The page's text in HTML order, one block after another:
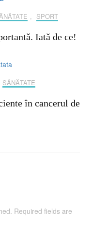
SPORT
Iată de ce!
SĂNĂTATE
în cancerul de
Required fields are